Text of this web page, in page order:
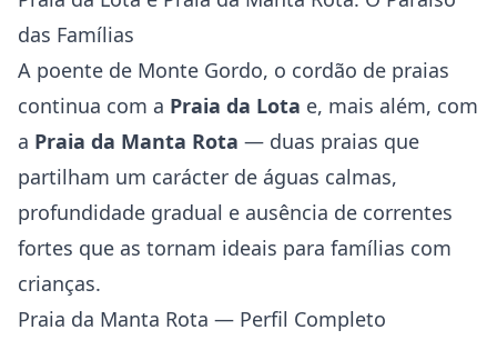
das Famílias
A poente de Monte Gordo, o cordão de praias
continua com a Praia da Lota e, mais além, com
a Praia da Manta Rota — duas praias que
partilham um carácter de águas calmas,
profundidade gradual e ausência de correntes
fortes que as tornam ideais para famílias com
crianças.
Praia da Manta Rota — Perfil Completo